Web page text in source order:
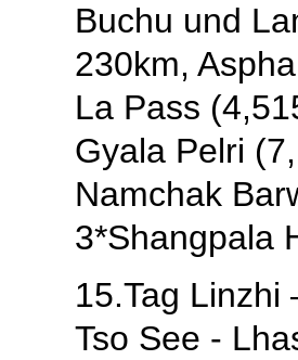
Buchu und
230km,
La Pass
Gyala Pelri
Namchak
3*Shangpala
15.Tag Linzhi
Tso See -